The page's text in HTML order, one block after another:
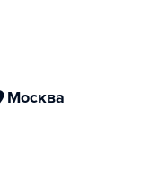
Москва